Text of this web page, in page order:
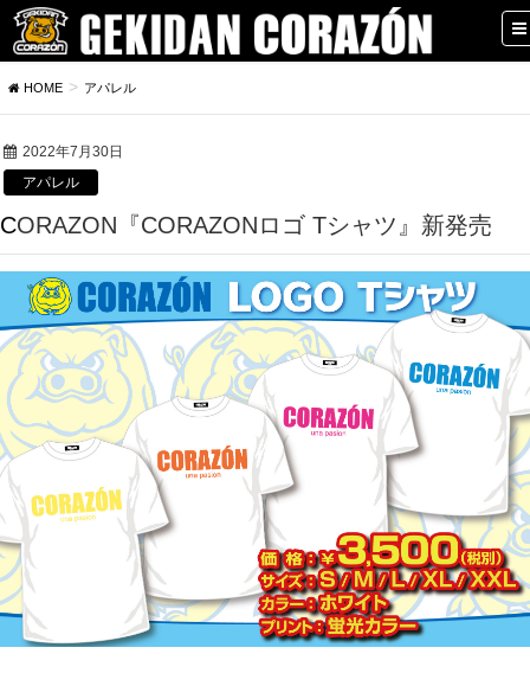
HOME アパレル
2022年7月30日
アパレル
CORAZON『CORAZONロゴ Tシャツ』新発売